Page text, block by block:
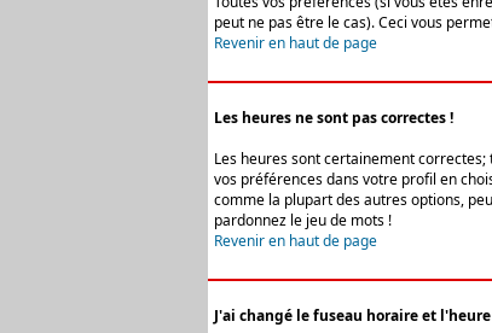
peut ne pas être le cas). Ceci vous
Revenir en haut de page
Les heures ne sont pas correctes !
Les heures sont certainement
vos préférences dans votre profil en
comme la plupart des autres options,
pardonnez le jeu de mots !
Revenir en haut de page
J'ai changé le fuseau horaire et